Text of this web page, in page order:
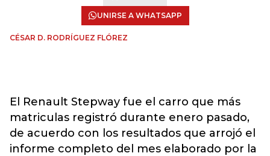
UNIRSE A WHATSAPP
CÉSAR D. RODRÍGUEZ FLÓREZ
El Renault Stepway fue el carro que más
matriculas registró durante enero pasado,
de acuerdo con los resultados que arrojó el
informe completo del mes elaborado por la